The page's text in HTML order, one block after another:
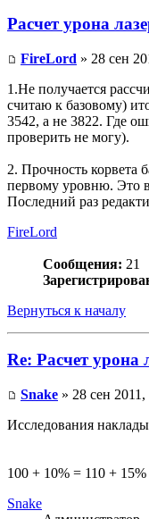
Расчет урона
FireLord » 28 сен
1.Не получается
считаю к базовому)
3542, а не 3822. Где
проверить не могу).
2. Прочность корвета
первому уровню. Это
Последний раз
FireLord
Сообщения: 21
Вернуться к началу
Re: Расчет урона
Snake » 28 сен
Исследования
100 + 10% = 110 +
Snake